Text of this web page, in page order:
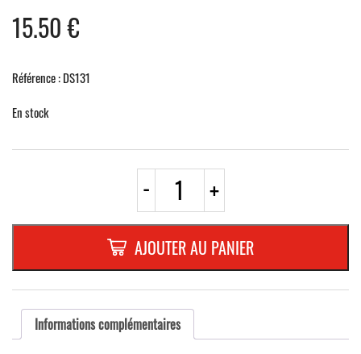
15.50€
Référence : DS131
En stock
- quantité
MOUSSE
DE
PROTECTION
2en1
500
x
250
mmfixation
+
AJOUTER AU PANIER
Informations complémentaires